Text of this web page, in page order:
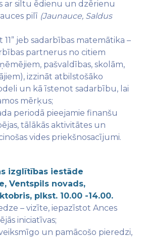
ar siltu ēdienu un dzērienu
pilī (Jaunauce, Saldus
11” jeb sadarbības matemātika –
partnerus no citiem
pašvaldības, skolām,
izzināt atbilstošāko
un kā īstenot sadarbību, lai
mērķus;
periodā pieejamie finanšu
tālākās aktivitātes un
vides priekšnosacījumi.
izglītības iestāde
Ventspils novads,
plkst. 10.00 -14.00.
– vizīte, iepazīstot Ances
iniciatīvas;
un pamācošo pieredzi,